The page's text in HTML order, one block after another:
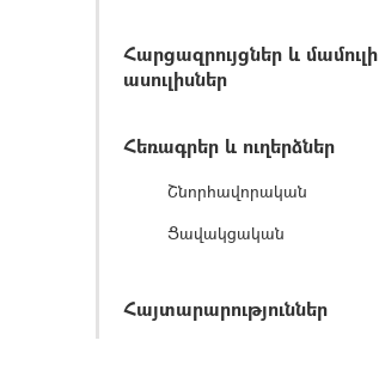
Հարցազրույցներ և մամուլի
ասուլիսներ
Հեռագրեր և ուղերձներ
Շնորհավորական
Ցավակցական
Հայտարարություններ